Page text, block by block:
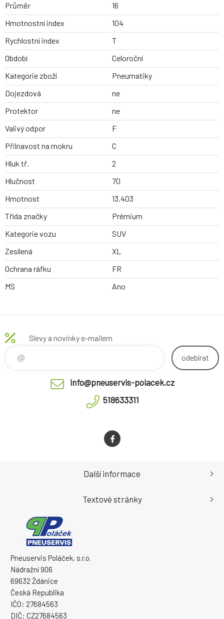
Průměr
16
Hmotnostní index
104
Rychlostní index
T
Období
Celoroční
Kategorie zboží
Pneumatiky
Dojezdová
ne
Protektor
ne
Valivý odpor
F
Přilnavost na mokru
C
Hluk tř.
2
Hlučnost
70
Hmotnost
13.403
Třída značky
Prémium
Kategorie vozu
SUV
Zesílená
XL
Ochrana ráfku
FR
MS
Ano
Slevy a novinky e-mailem
odebírat
info@pneuservis-polacek.cz
518633311
Pneuservis Poláček, s.r.o.
Nádražní 906
69632 Ždánice
Česká Republika
IČO: 27684563
DIČ: CZ27684563
Další informace
Textové stránky